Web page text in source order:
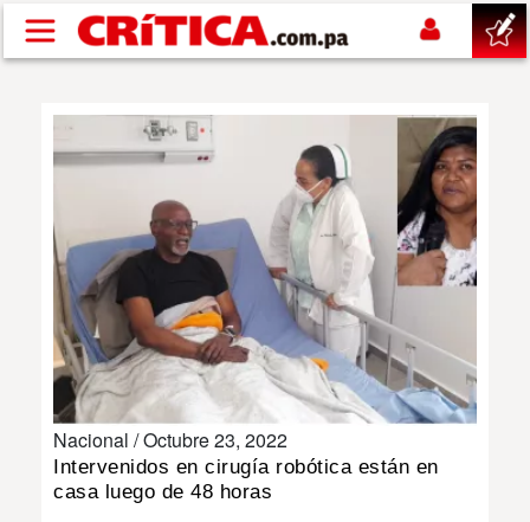
Pasar al contenido principal
SUCESOS
NACIONAL
POLÍTICA
SHOW
DEPORTES
Nacional /Octubre 23, 2022
Intervenidos en cirugía robótica están en
casa luego de 48 horas